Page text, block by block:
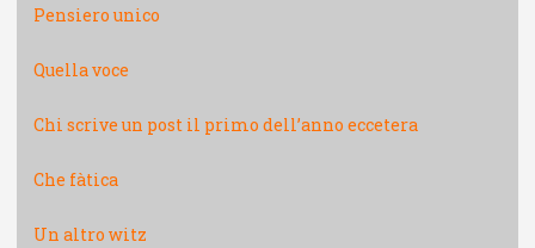
Pensiero unico
Quella voce
Chi scrive un post il primo dell’anno eccetera
Che fàtica
Un altro witz